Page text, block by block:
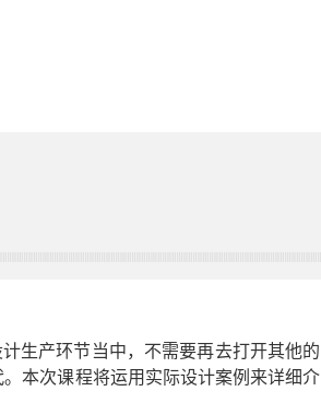
生产环节当中，不需要再去打开其他的
本次课程将运用实际设计案例来详细介